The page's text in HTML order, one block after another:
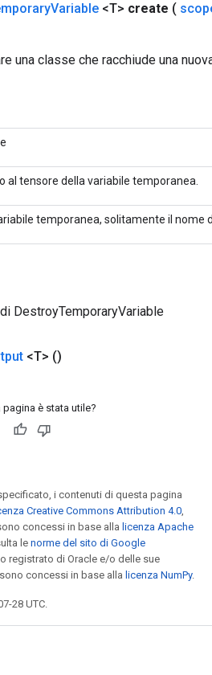
Variable <T> create (
una classe che racchiude una
al tensore della variabile temporanea.
temporanea, solitamente il
DestroyTemporaryVariable
<T> ()
pagina è stata utile?
i contenuti di questa pagina
Creative Commons Attribution 4.0,
concessi in base alla licenza Apache
le norme del sito di Google
registrato di Oracle e/o delle sue
concessi in base alla licenza NumPy.
28 UTC.